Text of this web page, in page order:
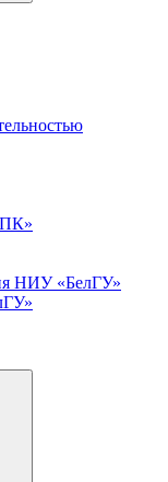
НИУ «БелГУ»